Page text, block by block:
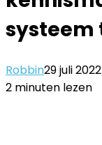
systeem
Robbin29 juli 2022
2 minuten lezen